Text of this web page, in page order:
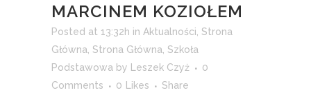
MARCINEM KOZIOŁEM
Posted at 13:32h in Aktualności Strona
Główna Strona Główna Szkoła
Podstawowa by Leszek Czyż
0
Comments
0 Likes Share